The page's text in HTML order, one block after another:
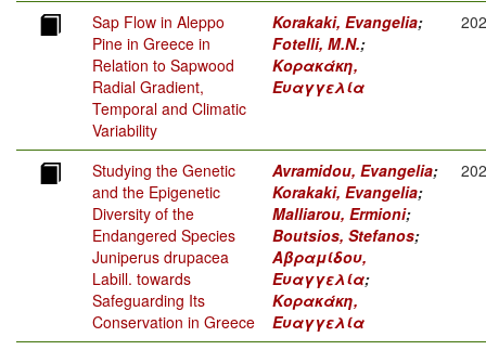
Sap Flow in Aleppo
Pine in Greece in
Relation to Sapwood
Radial Gradient,
Temporal and Climatic
Variability
Korakaki, Evangelia;
Fotelli, M.N.;
Κορακάκη,
Ευαγγελία
Studying the Genetic
and the Epigenetic
Diversity of the
Endangered Species
Juniperus drupacea
Labill. towards
Safeguarding Its
Conservation in Greece
Avramidou, Evangelia;
Korakaki, Evangelia;
Malliarou, Ermioni;
Boutsios, Stefanos;
Αβραμίδου,
Ευαγγελία;
Κορακάκη,
Ευαγγελία